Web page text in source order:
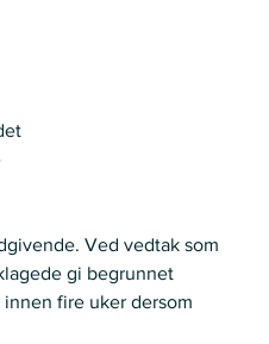
Ved vedtak som
gi begrunnet
fire uker dersom